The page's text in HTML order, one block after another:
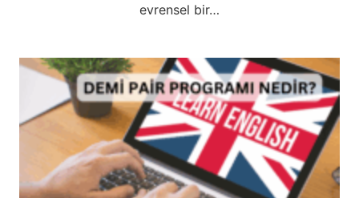
evrensel bir…